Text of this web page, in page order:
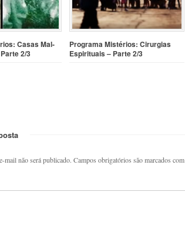
Casas Mal-
2/3
Programa Mistérios: Cirurgias
Espirituais – Parte 2/3
mail não será publicado. Campos obrigatórios são marcados com